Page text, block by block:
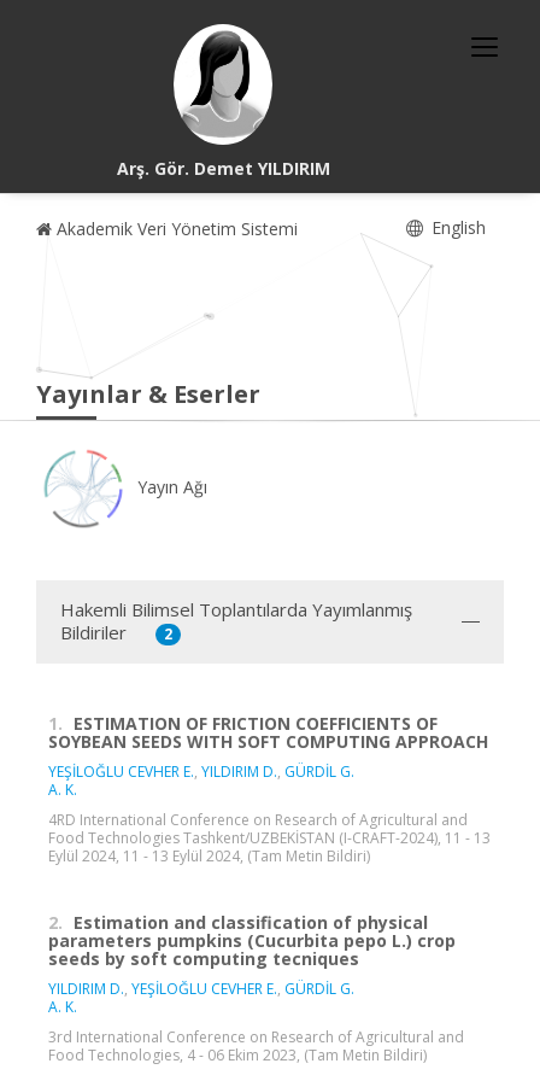
Arş. Gör. Demet YILDIRIM
Akademik Veri Yönetim Sistemi English
Yayınlar & Eserler
Yayın Ağı
Hakemli Bilimsel Toplantılarda Yayımlanmış
Bildiriler
2
1. ESTIMATION OF FRICTION COEFFICIENTS OF
SOYBEAN SEEDS WITH SOFT COMPUTING APPROACH
YEŞİLOĞLU CEVHER E., YILDIRIM D., GÜRDİL G.
A. K.
4RD International Conference on Research of Agricultural and
Food Technologies Tashkent/UZBEKİSTAN (I-CRAFT-2024), 11 - 13
Eylül 2024, 11 - 13 Eylül 2024, (Tam Metin Bildiri)
2. Estimation and classification of physical
parameters pumpkins (Cucurbita pepo L.) crop
seeds by soft computing tecniques
YILDIRIM D., YEŞİLOĞLU CEVHER E., GÜRDİL G.
A. K.
3rd International Conference on Research of Agricultural and
Food Technologies, 4 - 06 Ekim 2023, (Tam Metin Bildiri)